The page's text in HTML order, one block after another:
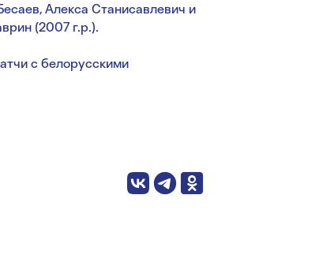
Алекса Станисавлевич и
(2007 г.р.).
с белорусскими